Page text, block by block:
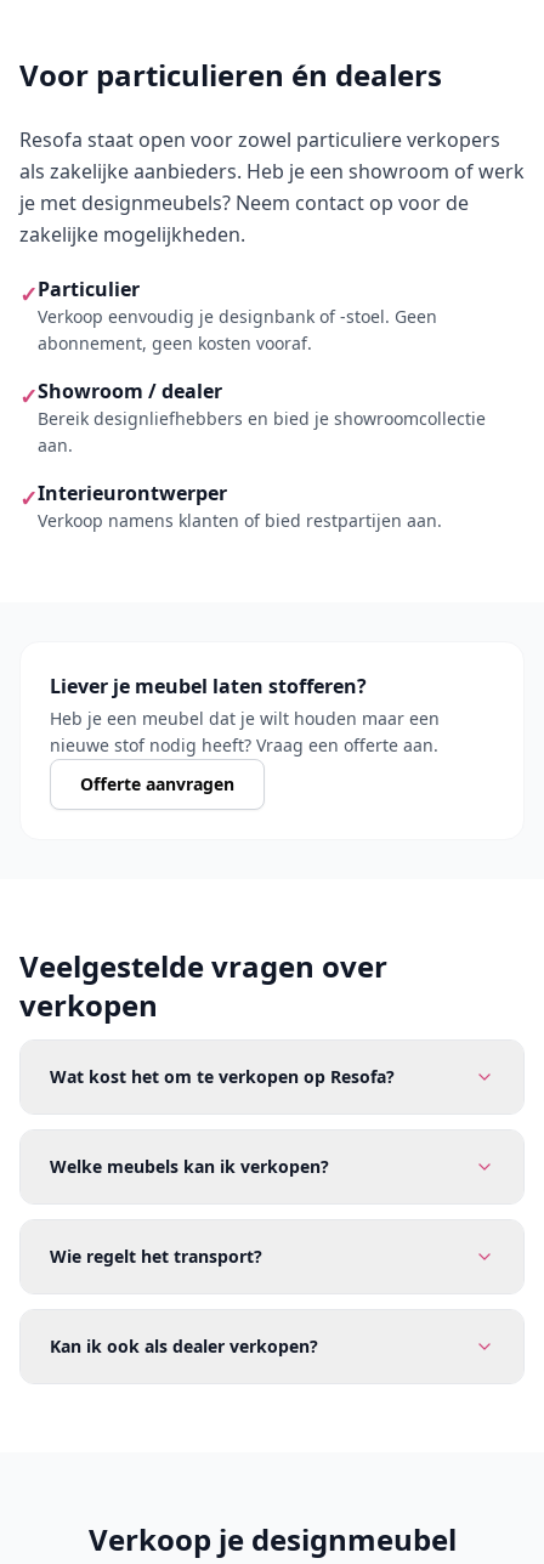
Voor particulieren én dealers
Resofa staat open voor zowel particuliere verkopers
als zakelijke aanbieders. Heb je een showroom of werk
je met designmeubels? Neem contact op voor de
zakelijke mogelijkheden.
✓Particulier
Verkoop eenvoudig je designbank of -stoel. Geen
abonnement, geen kosten vooraf.
✓Showroom / dealer
Bereik designliefhebbers en bied je showroomcollectie
aan.
✓Interieurontwerper
Verkoop namens klanten of bied restpartijen aan.
Liever je meubel laten stofferen?
Heb je een meubel dat je wilt houden maar een
nieuwe stof nodig heeft? Vraag een offerte aan.
Offerte aanvragen
Veelgestelde vragen over
verkopen
Wat kost het om te verkopen op Resofa?
Welke meubels kan ik verkopen?
Wie regelt het transport?
Kan ik ook als dealer verkopen?
Verkoop je designmeubel